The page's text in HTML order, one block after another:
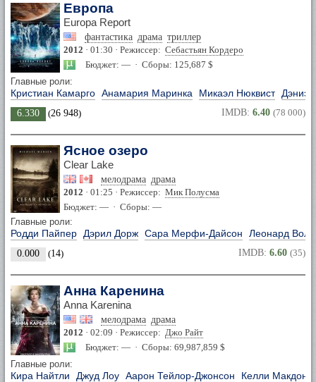
Европа
Europa Report
фантастика драма триллер
2012 · 01:30 · Режиссер: Себастьян Кордеро
Бюджет: — · Сборы: 125,687 $
Главные роли:
Кристиан Камарго Анамария Маринка Микаэл Нюквист
6.330 (26 948) IMDB: 6.40 (78 000)
Ясное озеро
Clear Lake
мелодрама драма
2012 · 01:25 · Режиссер: Мик Полусма
Бюджет: — · Сборы: —
Главные роли:
Родди Пайпер Дэрил Дорж Сара Мерфи-Дайсон Леонард
0.000 (14) IMDB: 6.60 (35)
Анна Каренина
Anna Karenina
мелодрама драма
2012 · 02:09 · Режиссер: Джо Райт
Бюджет: — · Сборы: 69,987,859 $
Главные роли:
Кира Найтли Джуд Лоу Аарон Тейлор-Джонсон Келли